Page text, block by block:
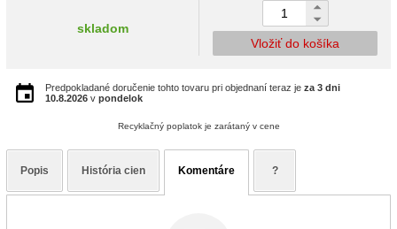
skladom
Vložiť do košíka
Predpokladané doručenie tohto tovaru pri objednaní teraz je za 3 dni
10.8.2026 v pondelok
Recyklačný poplatok je zarátaný v cene
Popis História cien Komentáre ?